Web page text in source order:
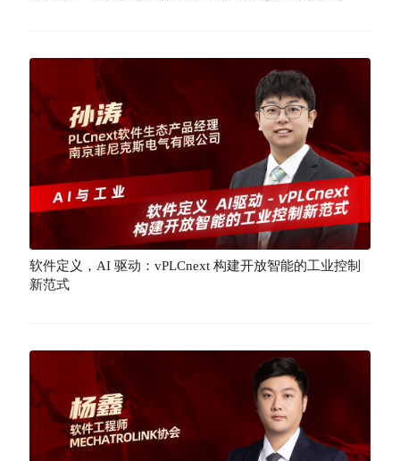
软件定义，AI 驱动：vPLCnext 构建开放智能的工业控制
新范式